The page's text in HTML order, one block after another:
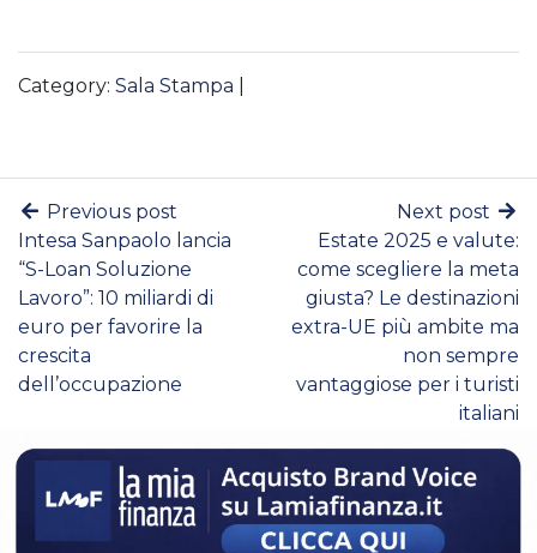
Category: Sala Stampa
Previous post
Intesa Sanpaolo lancia
“S-Loan Soluzione
Lavoro”: 10 miliardi di
euro per favorire la
crescita
dell’occupazione
Next post
Estate 2025 e valute:
come scegliere la meta
giusta? Le destinazioni
extra-UE più ambite ma
non sempre
vantaggiose per i turisti
italiani